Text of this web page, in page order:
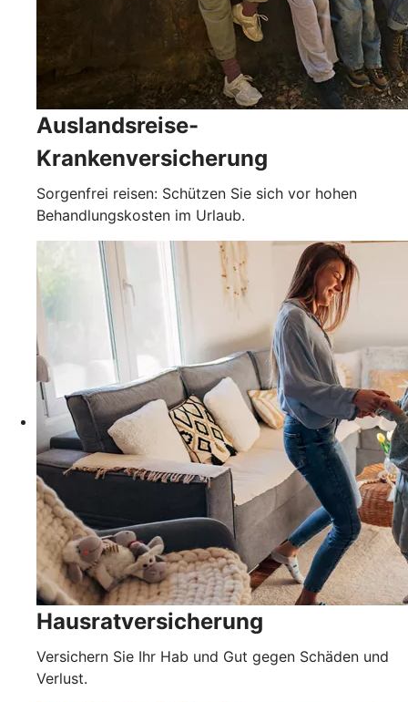
Auslandsreise-
Krankenversicherung
Sorgenfrei reisen: Schützen Sie sich vor hohen
Behandlungskosten im Urlaub.
Hausratversicherung
Versichern Sie Ihr Hab und Gut gegen Schäden und
Verlust.